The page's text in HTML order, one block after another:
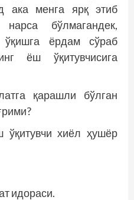
ака менга ярқ этиб
бўлмагандек,
ўқишга ёрдам сўраб
ёш ўқитувчисига
қарашли бўлган
хиёл ҳушёр
идораси.